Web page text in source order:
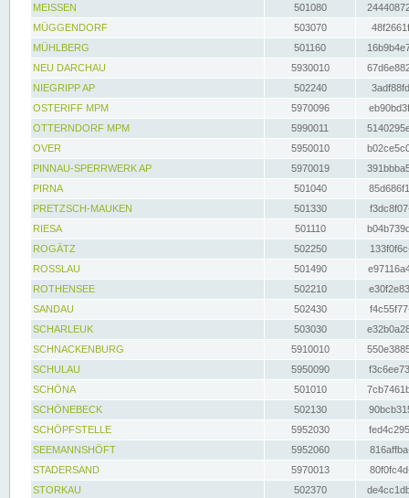
MEISSEN
501080
MÜGGENDORF
503070
MÜHLBERG
501160
NEU DARCHAU
5930010
NIEGRIPP AP
502240
OSTERIFF MPM
5970096
OTTERNDORF MPM
5990011
OVER
5950010
PINNAU-SPERRWERK AP
5970019
PIRNA
501040
PRETZSCH-MAUKEN
501330
RIESA
501110
ROGÄTZ
502250
ROSSLAU
501490
ROTHENSEE
502210
SANDAU
502430
SCHARLEUK
503030
SCHNACKENBURG
5910010
SCHULAU
5950090
SCHÖNA
501010
SCHÖNEBECK
502130
SCHÖPFSTELLE
5952030
SEEMANNSHÖFT
5952060
STADERSAND
5970013
STORKAU
502370